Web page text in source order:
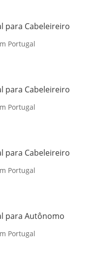
para Cabeleireiro
Portugal
para Cabeleireiro
Portugal
para Cabeleireiro
Portugal
para Autônomo
Portugal